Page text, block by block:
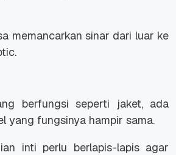
memancarkan sinar dari luar ke
berfungsi seperti jaket, ada
yang fungsinya hampir sama.
inti perlu berlapis-lapis agar